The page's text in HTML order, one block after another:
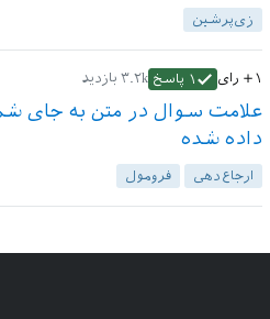
زی‌پرشین
+۱ رای ۱ پاسخ ۳.۲k بازدید
علامت سوال در متن به جای
داده شده
ارجاع‌دهی فرومول